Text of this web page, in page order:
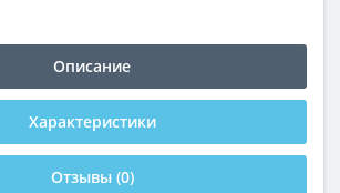
Описание
Характеристики
Отзывы (0)